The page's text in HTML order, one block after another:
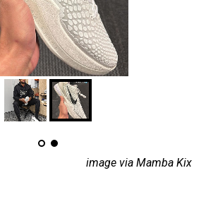
image via Mamba Kix